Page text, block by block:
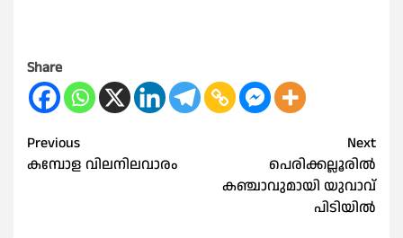
Share
Post
navigation
Previous
കമ്പോള വിലനിലവാരം
Next
പെരിക്കല്ലൂരിൽ
കഞ്ചാവുമായി യുവാവ്
പിടിയിൽ